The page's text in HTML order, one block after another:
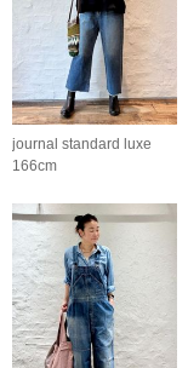
journal standard luxe
166cm